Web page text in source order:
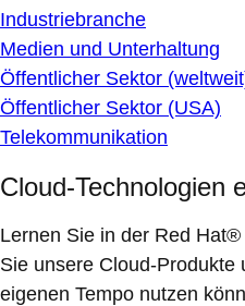
Industriebranche
Medien und Unterhaltung
Öffentlicher Sektor
Öffentlicher Sektor (USA)
Telekommunikation
Cloud-Technologien
Lernen Sie in der Red
Sie unsere Cloud-Produkte
eigenen Tempo nutzen